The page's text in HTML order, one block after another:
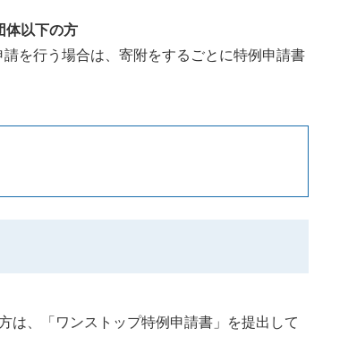
体以下の方
を行う場合は、寄附をするごとに特例申請書
、「ワンストップ特例申請書」を提出して